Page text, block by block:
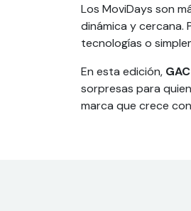
Los MoviDays son
dinámica y cercana.
tecnologías o
En esta edición,
sorpresas para
marca que crece